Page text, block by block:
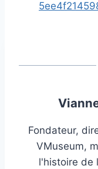
Fondateur,
VMuseum,
l'histoire de